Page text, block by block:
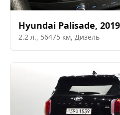
Hyundai Palisade, 2019
2.2 л., 56475 км, Дизель